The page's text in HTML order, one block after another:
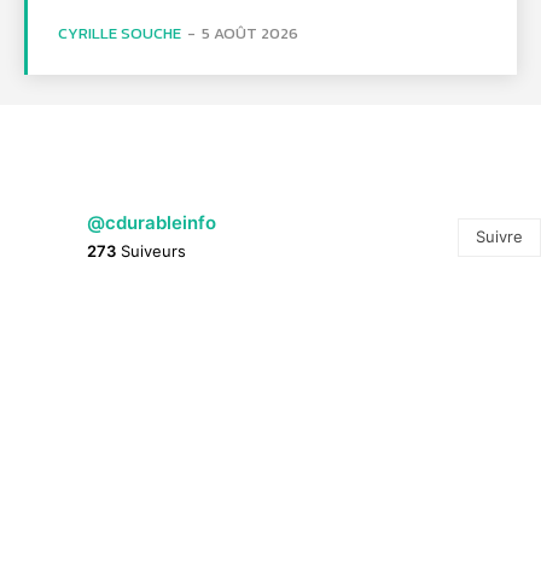
CYRILLE SOUCHE - 5 AOÛT 2026
@cdurableinfo
273 Suiveurs
Suivre